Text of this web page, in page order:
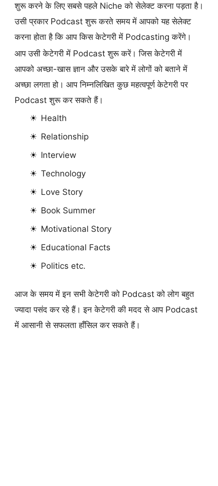
शुरू करने के लिए सबसे पहले Niche को सेलेक्ट करना पड़ता है।
उसी प्रकार Podcast शुरू करते समय में आपको यह सेलेक्ट
करना होता है कि आप किस केटेगरी में Podcasting करेंगे।
आप उसी केटेगरी में Podcast शुरू करें। जिस केटेगरी में
आपको अच्छा-खास ज्ञान और उसके बारे में लोगों को बताने में
अच्छा लगता हो। आप निम्नलिखित कुछ महत्वपूर्ण केटेगरी पर
Podcast शुरू कर सकते हैं।
Health
Relationship
Interview
Technology
Love Story
Book Summer
Motivational Story
Educational Facts
Politics etc.
आज के समय में इन सभी केटेगरी को Podcast को लोग बहुत
ज्यादा पसंद कर रहे हैं। इन केटेगरी की मदद से आप Podcast
में आसानी से सफलता हाँसिल कर सकते हैं।